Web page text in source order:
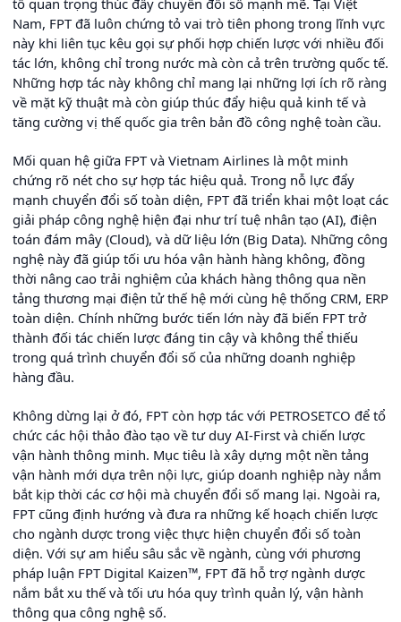
Nam, FPT đã luôn chứng tỏ vai trò tiên phong trong lĩnh vực
này khi liên tục kêu gọi sự phối hợp chiến lược với nhiều đối
tác lớn, không chỉ trong nước mà còn cả trên trường quốc tế.
Những hợp tác này không chỉ mang lại những lợi ích rõ ràng
về mặt kỹ thuật mà còn giúp thúc đẩy hiệu quả kinh tế và
tăng cường vị thế quốc gia trên bản đồ công nghệ toàn cầu.
Mối quan hệ giữa FPT và Vietnam Airlines là một minh
chứng rõ nét cho sự hợp tác hiệu quả. Trong nỗ lực đẩy
mạnh chuyển đổi số toàn diện, FPT đã triển khai một loạt các
giải pháp công nghệ hiện đại như trí tuệ nhân tạo (AI), điện
toán đám mây (Cloud), và dữ liệu lớn (Big Data). Những công
nghệ này đã giúp tối ưu hóa vận hành hàng không, đồng
thời nâng cao trải nghiệm của khách hàng thông qua nền
tảng thương mại điện tử thế hệ mới cùng hệ thống CRM, ERP
toàn diện. Chính những bước tiến lớn này đã biến FPT trở
thành đối tác chiến lược đáng tin cậy và không thể thiếu
trong quá trình chuyển đổi số của những doanh nghiệp
hàng đầu.
Không dừng lại ở đó, FPT còn hợp tác với PETROSETCO để tổ
chức các hội thảo đào tạo về tư duy AI-First và chiến lược
vận hành thông minh. Mục tiêu là xây dựng một nền tảng
vận hành mới dựa trên nội lực, giúp doanh nghiệp này nắm
bắt kịp thời các cơ hội mà chuyển đổi số mang lại. Ngoài ra,
FPT cũng định hướng và đưa ra những kế hoạch chiến lược
cho ngành dược trong việc thực hiện chuyển đổi số toàn
diện. Với sự am hiểu sâu sắc về ngành, cùng với phương
pháp luận FPT Digital Kaizen™, FPT đã hỗ trợ ngành dược
nắm bắt xu thế và tối ưu hóa quy trình quản lý, vận hành
thông qua công nghệ số.